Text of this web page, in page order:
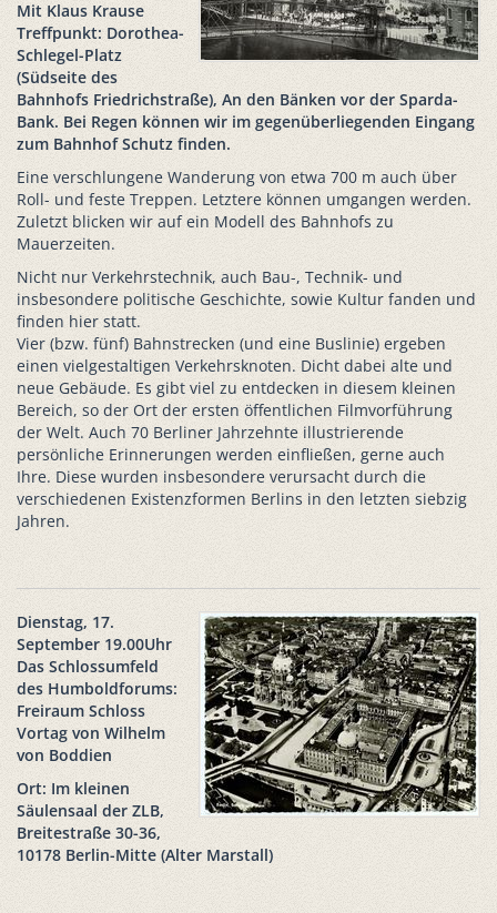
Mit Klaus Krause
Treffpunkt: Dorothea-
Schlegel-Platz
(Südseite des
Bahnhofs Friedrichstraße), An den Bänken vor der Sparda-
Bank. Bei Regen können wir im gegenüberliegenden Eingang
zum Bahnhof Schutz finden.
Eine verschlungene Wanderung von etwa 700 m auch über
Roll- und feste Treppen. Letztere können umgangen werden.
Zuletzt blicken wir auf ein Modell des Bahnhofs zu
Mauerzeiten.
Nicht nur Verkehrstechnik, auch Bau-, Technik- und
insbesondere politische Geschichte, sowie Kultur fanden und
finden hier statt.
Vier (bzw. fünf) Bahnstrecken (und eine Buslinie) ergeben
einen vielgestaltigen Verkehrsknoten. Dicht dabei alte und
neue Gebäude. Es gibt viel zu entdecken in diesem kleinen
Bereich, so der Ort der ersten öffentlichen Filmvorführung
der Welt. Auch 70 Berliner Jahrzehnte illustrierende
persönliche Erinnerungen werden einfließen, gerne auch
Ihre. Diese wurden insbesondere verursacht durch die
verschiedenen Existenzformen Berlins in den letzten siebzig
Jahren.
Dienstag, 17.
September 19.00Uhr
Das Schlossumfeld
des Humboldforums:
Freiraum Schloss
Vortag von Wilhelm
von Boddien
Ort: Im kleinen
Säulensaal der ZLB,
Breitestraße 30-36,
10178 Berlin-Mitte (Alter Marstall)